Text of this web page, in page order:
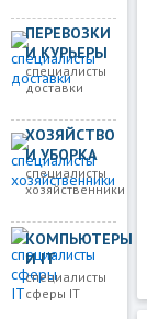
ПЕРЕВОЗКИ
И КУРЬЕРЫ
специалисты
доставки
ХОЗЯЙСТВО
И УБОРКА
специалисты
хозяйственники
КОМПЬЮТЕРЫ
И IT
специалисты
сферы IT